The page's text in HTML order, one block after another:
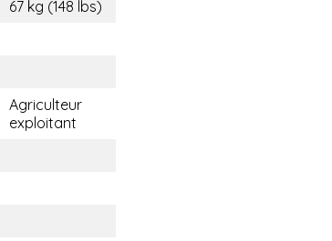
67 kg (148 lbs)
Agriculteur
exploitant